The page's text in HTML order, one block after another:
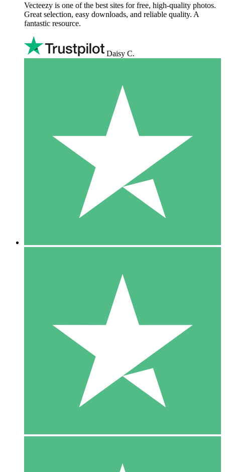
Vecteezy is one of the best sites for free, high‑quality photos.
Great selection, easy downloads, and reliable quality. A
fantastic resource.
Daisy C.